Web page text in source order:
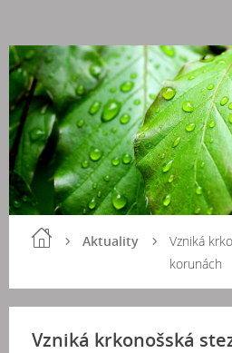
Aktuality
Vzniká
korunách
Vzniká krkonošská